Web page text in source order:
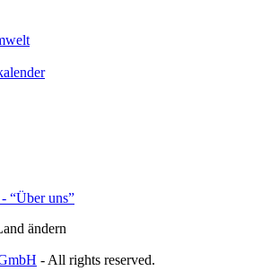
“Über uns”
ändern
- All rights reserved.